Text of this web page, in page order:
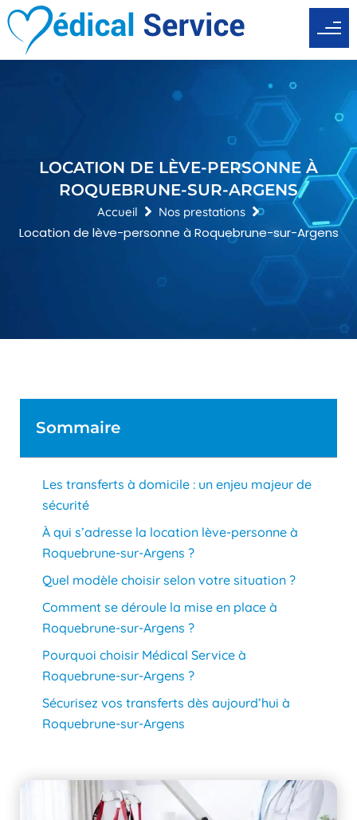
Aller
au
contenu
LOCATION DE LÈVE-PERSONNE À
ROQUEBRUNE-SUR-ARGENS
Accueil Nos prestations
Location de lève-personne à Roquebrune-sur-Argens
Sommaire
Les transferts à domicile : un enjeu majeur de
sécurité
À qui s’adresse la location lève-personne à
Roquebrune-sur-Argens ?
Quel modèle choisir selon votre situation ?
Comment se déroule la mise en place à
Roquebrune-sur-Argens ?
Pourquoi choisir Médical Service à
Roquebrune-sur-Argens ?
Sécurisez vos transferts dès aujourd’hui à
Roquebrune-sur-Argens